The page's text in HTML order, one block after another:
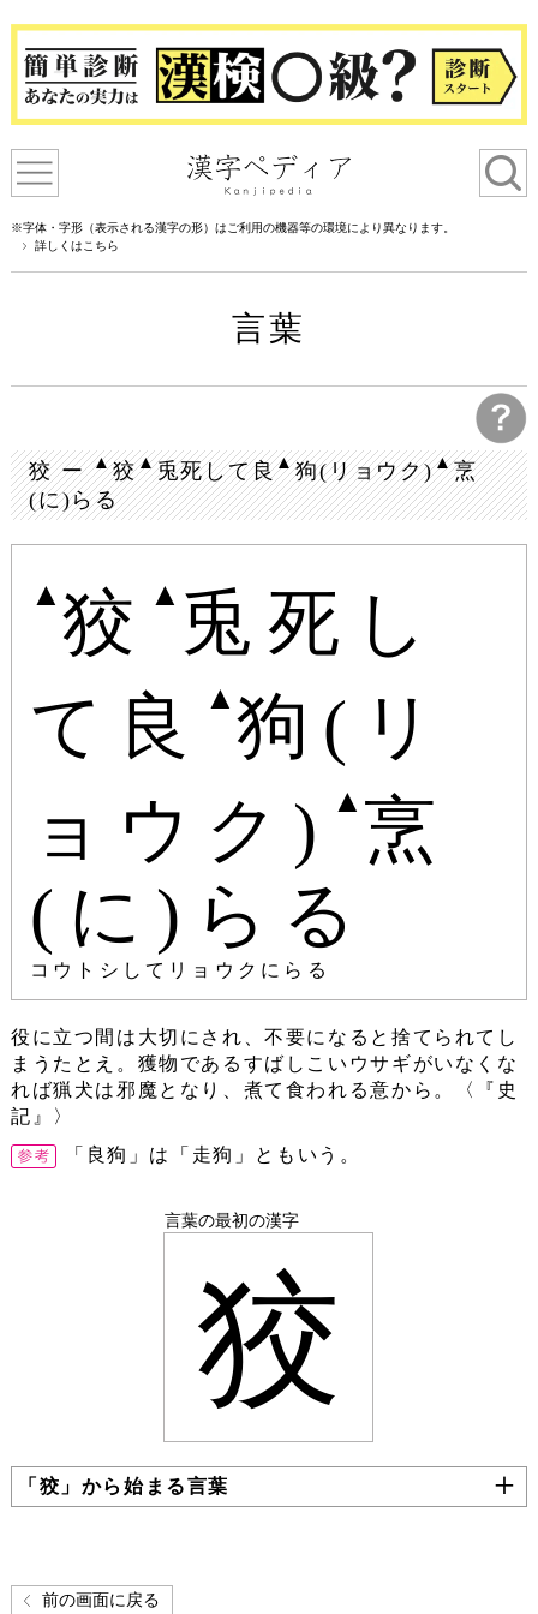
※字体・字形（表示される漢字の形）はご利用の機器等の環境により異なります。
詳しくはこちら
言葉
狡 ー▲狡▲兎死して良▲狗(リョウク)▲烹
(に)らる
▲ 狡 ▲ 兎死し
て良
▲ 狗(リ
ョウク)
▲ 烹
(に)らる
コウトシしてリョウクにらる
役に立つ間は大切にされ、不要になると捨てられてし
まうたとえ。獲物であるすばしこいウサギがいなくな
れば猟犬は邪魔となり、煮て食われる意から。〈『史
記』〉
「良狗」は「走狗」ともいう。
言葉の最初の漢字
狡
「狡」から始まる言葉
前の画面に戻る